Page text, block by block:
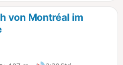
Dorf
von Montréal im